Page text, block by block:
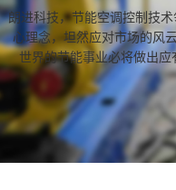
朗进科技，节能空调控制技
心理念，坦然应对市场的风
世界的节能事业必将做出